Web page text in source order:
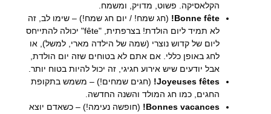
הקלאסיקה. פשוט, מדויק, ומשמח.
Bonne fête!
(חג שמח! / יום חג שמח!) – שימו לב, זה
לא תמיד ליום הולדת! בצרפתית, "fête" יכולה להתייחס
ליום של קדוש נוצרי (שמה של הילדה מארי, למשל), או
לחג באופן כללי. אם אתם לא בטוחים שזה יום הולדת,
אבל יודעים שיש אירוע חגיגי, זה יכול להיות בטוח יותר.
Joyeuses fêtes!
(חגים שמחים!) – משמש בתקופת
החגים, כמו חג המולד והשנה החדשה.
Bonnes vacances!
(חופשה נעימה!) – כשאדם יוצא